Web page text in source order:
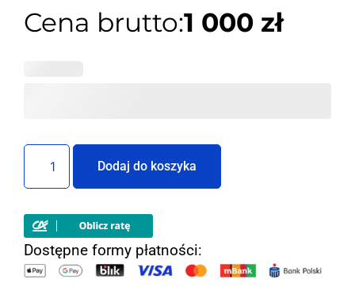
Cena brutto:1 000 zł
Dodaj do koszyka
Dostępne formy płatności: